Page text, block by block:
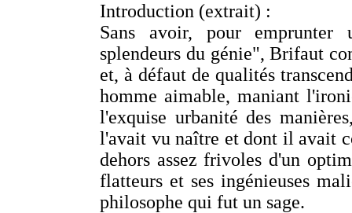
Introduction (extrait) :
Sans avoir, pour emprunter
splendeurs du génie", Brifaut
et, à défaut de qualités
homme aimable, maniant
l'exquise urbanité des
l'avait vu naître et dont il avait
dehors assez frivoles d'un
flatteurs et ses ingénieuses
philosophe qui fut un sage.